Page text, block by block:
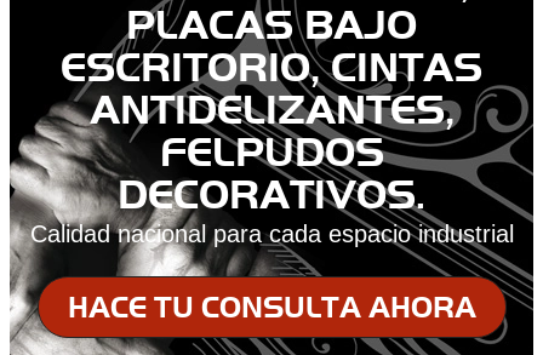
PLACAS BAJO
ESCRITORIO, CINTAS
ANTIDELIZANTES,
FELPUDOS
DECORATIVOS.
Calidad nacional para cada espacio industrial
HACE TU CONSULTA AHORA